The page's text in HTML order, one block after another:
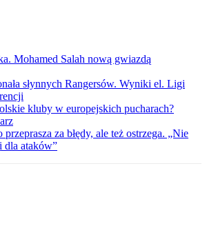
Mohamed Salah nową gwiazdą
słynnych Rangersów. Wyniki el. Ligi
kluby w europejskich pucharach?
za błędy, ale też ostrzega. „Nie
dla ataków”